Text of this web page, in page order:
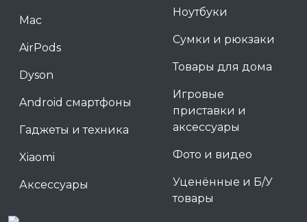
Mac
AirPods
Dyson
Android смартфоны
Гаджеты и техника
Xiaomi
Аксессуары
Ноутбуки
Сумки и рюкзаки
Товары для дома
Игровые
приставки и
аксессуары
Фото и видео
Уценённые и Б/У
товары